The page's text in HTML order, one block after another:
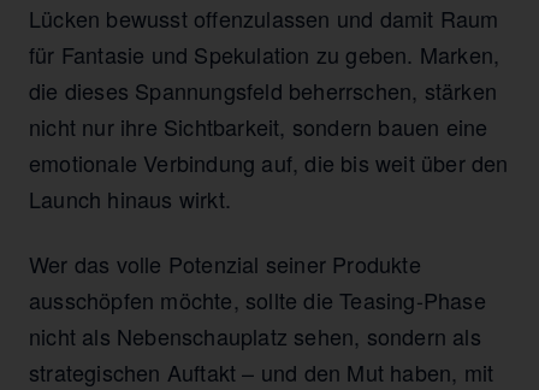
Lücken bewusst offenzulassen und damit Raum
für Fantasie und Spekulation zu geben. Marken,
die dieses Spannungsfeld beherrschen, stärken
nicht nur ihre Sichtbarkeit, sondern bauen eine
emotionale Verbindung auf, die bis weit über den
Launch hinaus wirkt.
Wer das volle Potenzial seiner Produkte
ausschöpfen möchte, sollte die Teasing-Phase
nicht als Nebenschauplatz sehen, sondern als
strategischen Auftakt – und den Mut haben, mit